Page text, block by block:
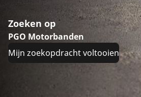
Zoeken op
PGO Motorbanden
Mijn zoekopdracht voltooien